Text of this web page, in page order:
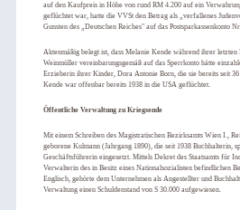
auf den Kaufpreis in Höhe von rund RM 4.200 auf ein
geflüchtet war, hatte die VVSt den Betrag als „verfallenes
Gunsten des „Deutschen Reiches" auf das Postsparkassenkonto
Aktenmäßig belegt ist, dass Melanie Kende während ihrer
Weinmüller vereinbarungsgemäß auf das Sperrkonto hätte
Erzieherin ihrer Kinder, Dora Antonie Born, die sie bereits seit
Kende war offenbar bereits 1938 in die USA geflüchtet.
Öffentliche Verwaltung zu Kriegsende
Mit einem Schreiben des Magistratischen Bezirksamts Wien I.,
geborene Kulmann (Jahrgang 1890), die seit 1938 Buchhalterin,
Geschäftsführerin eingesetzt. Mittels Dekret des Staatsamts für
Verwalterin des in Besitz eines Nationalsozialisten befindlichen
Englisch, gehörte dem Unternehmen als Angestellter und
Verwaltung einen Schuldenstand von S 30.000 aufgewiesen.